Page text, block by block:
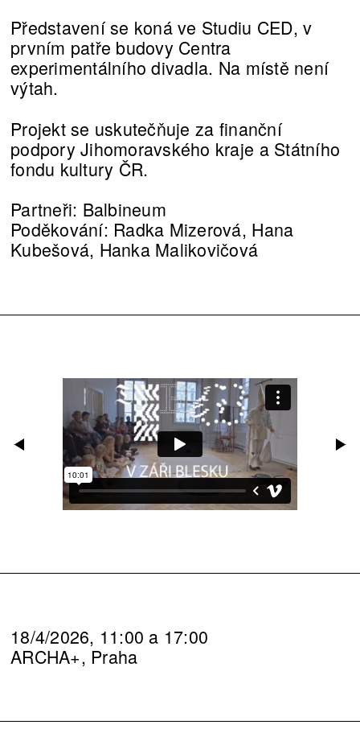
Představení se koná ve Studiu CED, v
prvním patře budovy Centra
experimentálního divadla. Na místě není
výtah.
Projekt se uskutečňuje za finanční
podpory Jihomoravského kraje a Státního
fondu kultury ČR.
Partneři: Balbineum
Poděkování: Radka Mizerová, Hana
Kubešová, Hanka Malikovičová
18/4/2026, 11:00 a 17:00
ARCHA+, Praha